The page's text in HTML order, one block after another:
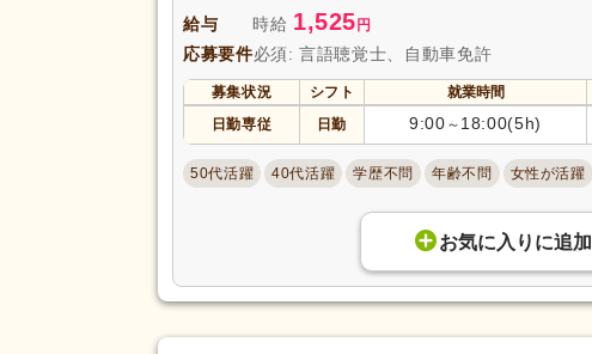
給与 時給 1,525 円
応募要件必須: 言語聴覚士、自動車免許
募集状況 シフト 就業時間
日勤専従
日勤 9:00 ～ 18:00(5h)
50代活躍 40代活躍 学歴不問 年齢不問 女性が活躍
お気に入り に追加